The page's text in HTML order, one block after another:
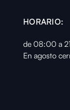
HORARIO:
de 08:00 a
En agosto